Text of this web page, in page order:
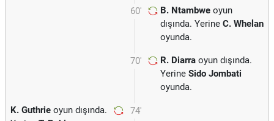
60' B. Ntambwe oyun
dışında. Yerine C. Whelan
oyunda.
70' R. Diarra oyun dışında.
Yerine Sido Jombati
oyunda.
74'
K. Guthrie oyun dışında.